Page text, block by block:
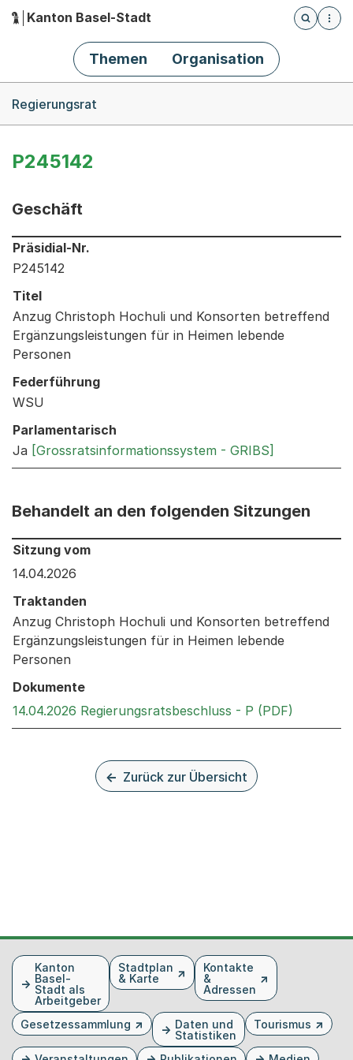
Hauptnavigation
Kanton Basel-Stadt
Öffnet
Themen Organisation
Regierungsrat
P245142
Geschäft
Informationen zum Ausgewählten Geschäft
Präsidial-Nr.
P245142
Titel
Anzug Christoph Hochuli und Konsorten betreffend
Ergänzungsleistungen für in Heimen lebende
Personen
Federführung
WSU
Parlamentarisch
Ja [Grossratsinformationssystem - GRIBS]
Behandelt an den folgenden Sitzungen
Behandelt an den folgenden Sitzungen: Informationen
Sitzung vom
14.04.2026
Traktanden
Anzug Christoph Hochuli und Konsorten betreffend
Ergänzungsleistungen für in Heimen lebende
Personen
Dokumente
14.04.2026 Regierungsratsbeschluss - P (PDF)
Zurück zur Übersicht
FusszeileKanton
Basel-
Stadt als
Arbeitgeber
Stadtplan
& Karte
Kontakte
&
Adressen
Gesetzessammlung
Daten und
Statistiken
Tourismus